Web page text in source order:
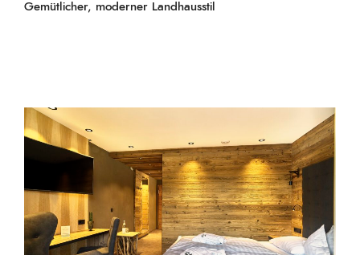
Gemütlicher, moderner Landhausstil